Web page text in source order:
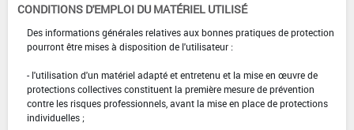
CONDITIONS D'EMPLOI DU MATÉRIEL UTILISÉ
Des informations générales relatives aux bonnes pratiques de protection
pourront être mises à disposition de l'utilisateur :
- l'utilisation d'un matériel adapté et entretenu et la mise en œuvre de
protections collectives constituent la première mesure de prévention
contre les risques professionnels, avant la mise en place de protections
individuelles ;